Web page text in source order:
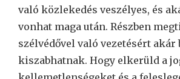
való közlekedés veszélyes, és
vonhat maga után. Részben
szélvédővel való vezetésért akár
kiszabhatnak. Hogy elkerüld a